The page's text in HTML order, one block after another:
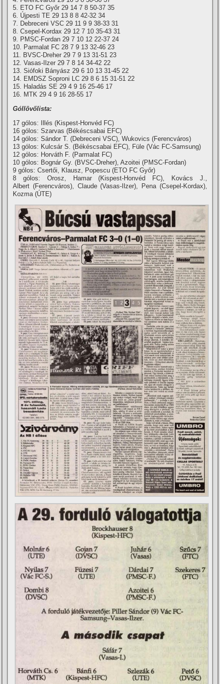
5. ETO FC Győr 29 14 7 8 50-37 35
6. Újpesti TE 29 13 8 8 42-32 34
7. Debreceni VSC 29 11 9 9 38-33 31
8. Csepel-Kordax 29 12 7 10 35-43 31
9. PMSC-Fordan 29 7 10 12 22-37 24
10. Parmalat FC 28 7 9 13 32-46 23
11. BVSC-Dreher 29 7 9 13 31-51 23
12. Vasas-Ilzer 29 7 8 14 34-42 22
13. Siófoki Bányász 29 6 10 13 31-45 22
14. EMDSZ Soproni LC 29 8 6 15 31-51 22
15. Haladás SE 29 4 9 16 25-46 17
16. MTK 29 4 9 16 28-55 17
Góllövőlista:
17 gólos: Illés (Kispest-Honvéd FC)
16 gólos: Szarvas (Békéscsabai EFC)
14 gólos: Sándor T. (Debreceni VSC), Wukovics (Ferencváros)
13 gólos: Kulcsár S. (Békéscsabai EFC), Füle (Vác FC-Samsung)
12 gólos: Horváth F. (Parmalat FC)
10 gólos: Bognár Gy. (BVSC-Dreher), Azoitei (PMSC-Fordan)
9 gólos: Csertői, Klausz, Popescu (ETO FC Győr)
8 gólos: Orosz, Hamar (Kispest-Honvéd FC), Kovács J.,
Albert (Ferencváros), Claude (Vasas-Ilzer), Pena (Csepel-Kordax),
Kozma (ÚTE)